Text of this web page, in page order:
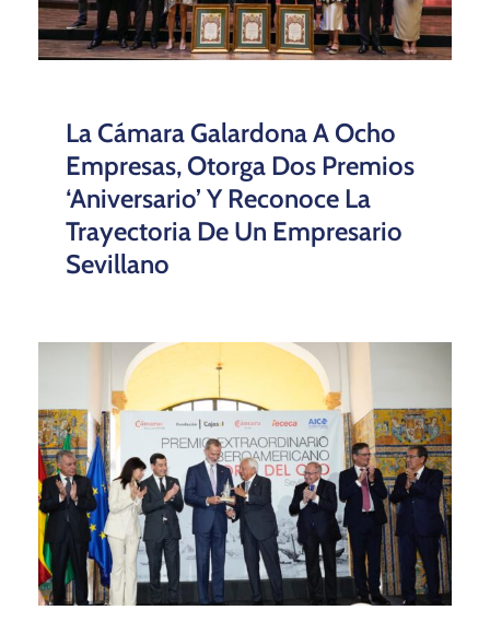
La Cámara Galardona A Ocho
Empresas, Otorga Dos Premios
‘Aniversario’ Y Reconoce La
Trayectoria De Un Empresario
Sevillano